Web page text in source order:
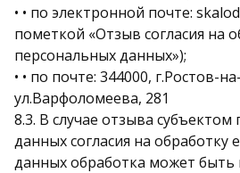
• • по электронной почте:
пометкой «Отзыв согласия на
персональных данных»);
• • по почте: 344000, г.Ростов-
ул.Варфоломеева, 281
8.3. В случае отзыва
данных согласия на обработку
данных обработка может быть